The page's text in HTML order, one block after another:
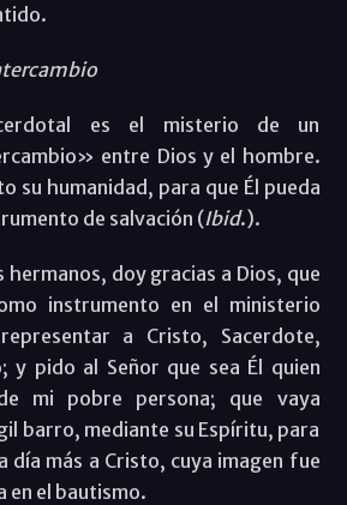
es el misterio de un
entre Dios y el hombre.
su humanidad, para que Él pueda
de salvación (Ibid.).
hermanos, doy gracias a Dios, que
instrumento en el ministerio
a Cristo, Sacerdote,
y pido al Señor que sea Él quien
mi pobre persona; que vaya
barro, mediante su Espíritu, para
día más a Cristo, cuya imagen fue
en el bautismo.